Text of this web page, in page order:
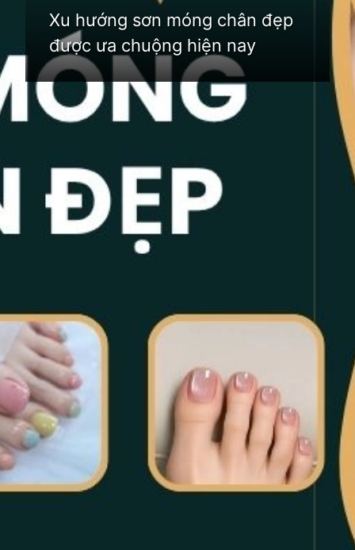
Xu hướng sơn móng chân đẹp
được ưa chuộng hiện nay